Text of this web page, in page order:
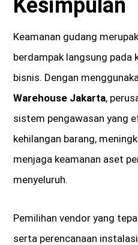
Kesimpulan
Keamanan gudang
berdampak langsung pada
bisnis. Dengan
Warehouse Jakarta,
sistem pengawasan yang
kehilangan barang,
menjaga keamanan aset
menyeluruh.
Pemilihan vendor yang
serta perencanaan